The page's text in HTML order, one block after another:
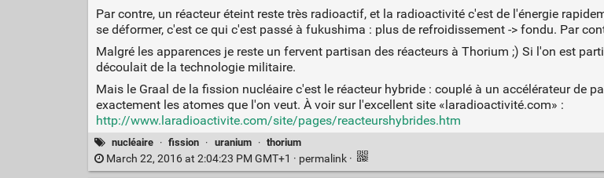
Par contre, un réacteur éteint reste très radioactif, et la radioactivité c'est de l'énergie
se déformer, c'est ce qui c'est passé à fukushima : plus de refroidissement -> fondu. Par
Malgré les apparences je reste un fervent partisan des réacteurs à Thorium ;) Si l'on est
découlait de la technologie militaire.
Mais le Graal de la fission nucléaire c'est le réacteur hybride : couplé à un accélérateur de
exactement les atomes que l'on veut. À voir sur l'excellent site «laradioactivité.com» :
http://www.laradioactivite.com/site/pages/reacteurshybrides.htm
nucléaire · fission · uranium · thorium
March 22, 2016 at 2:04:23 PM GMT+1 · permalink ·